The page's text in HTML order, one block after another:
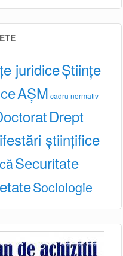
juridiceȘtiințe
AȘM cadru normativ
Drept
științifice
Securitate
Sociologie